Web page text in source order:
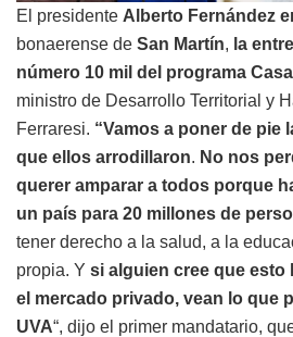
El presidente Alberto Fernández
bonaerense de San Martín, la
número 10 mil del programa
ministro de Desarrollo Territorial y
Ferraresi. “Vamos a poner de pie
que ellos arrodillaron. No nos
querer amparar a todos porque
un país para 20 millones de
tener derecho a la salud, a la
propia. Y si alguien cree que esto
el mercado privado, vean lo que
UVA“, dijo el primer mandatario,